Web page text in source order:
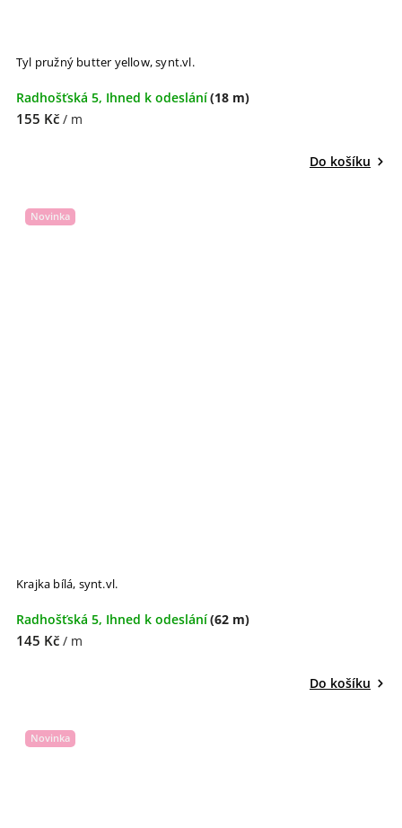
Tyl pružný butter yellow, synt.vl.
Radhošťská 5, Ihned k odeslání(18 m)
155 Kč / m
Do košíku
Novinka
Krajka bílá, synt.vl.
Radhošťská 5, Ihned k odeslání(62 m)
145 Kč / m
Do košíku
Novinka